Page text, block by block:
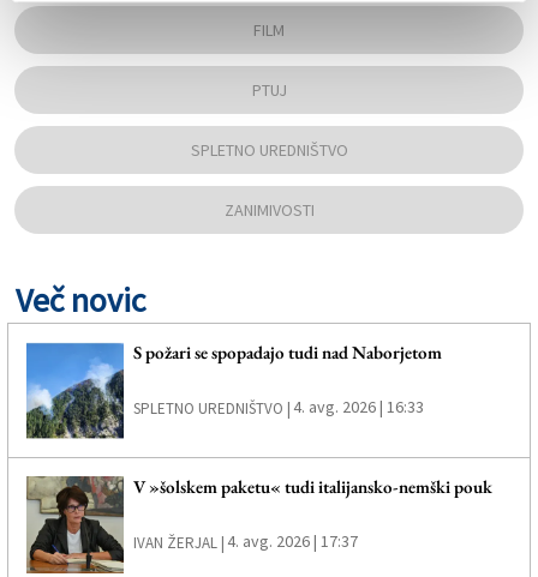
FILM
PTUJ
SPLETNO UREDNIŠTVO
ZANIMIVOSTI
Več novic
S požari se spopadajo tudi nad Naborjetom
SPLETNO UREDNIŠTVO |4. avg. 2026 | 16:33
V »šolskem paketu« tudi italijansko-nemški pouk
IVAN ŽERJAL |4. avg. 2026 | 17:37